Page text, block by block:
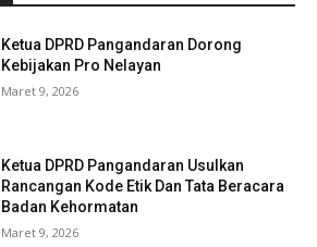
Ketua DPRD Pangandaran Dorong
Kebijakan Pro Nelayan
Maret 9, 2026
Ketua DPRD Pangandaran Usulkan
Rancangan Kode Etik Dan Tata Beracara
Badan Kehormatan
Maret 9, 2026